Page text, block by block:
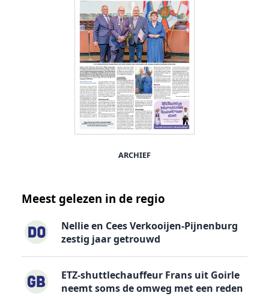
ARCHIEF
Meest gelezen in de regio
Nellie en Cees Verkooijen-Pijnenburg
zestig jaar getrouwd
ETZ-shuttlechauffeur Frans uit Goirle
neemt soms de omweg met een reden